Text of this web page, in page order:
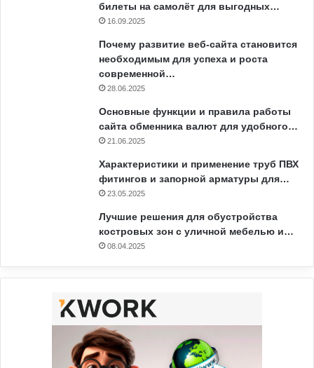
билеты на самолёт для выгодных…
16.09.2025
Почему развитие веб-сайта становится
необходимым для успеха и роста
современной…
28.06.2025
Основные функции и правила работы
сайта обменника валют для удобного…
21.06.2025
Характеристики и применение труб ПВХ
фитингов и запорной арматуры для…
23.05.2025
Лучшие решения для обустройства
костровых зон с уличной мебелью и…
08.04.2025